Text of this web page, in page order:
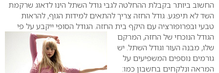
החשוב ביותר בקבלת ההחלטה לגבי גודל השתל הינו לדאוג שרקמת
השד לא תיפגע. גודל החזה צריך להתאים למידות הגוף, להראות
טבעי ובפרופורציה עם היקף בית החזה. הגודל הסופי ייקבע על פי
הגודל הנוכחי של החזה, המרקם
שלו, מבנה העור וגודל השתל. יש
גורמים נוספים המשפיעים על
המראה ונלקחים בחשבון כמו: